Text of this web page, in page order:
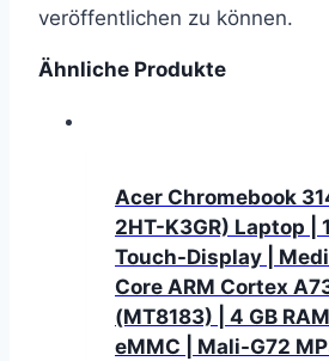
veröffentlichen zu können.
Ähnliche Produkte
Acer Chromebook
2HT-K3GR) Laptop |
Touch-Display |
Core ARM Cortex
(MT8183) | 4 GB
eMMC | Mali-G72